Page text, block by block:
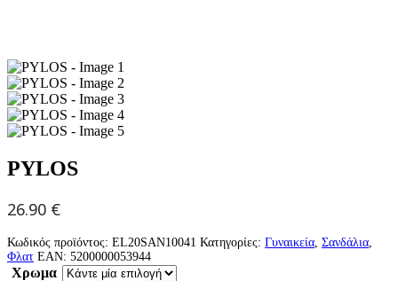
PYLOS
26.90 €
Κωδικός προϊόντος: EL20SAN10041 Κατηγορίες: Γυναικεία Σανδάλια
Φλατ EAN: 5200000053944
Χρωμα